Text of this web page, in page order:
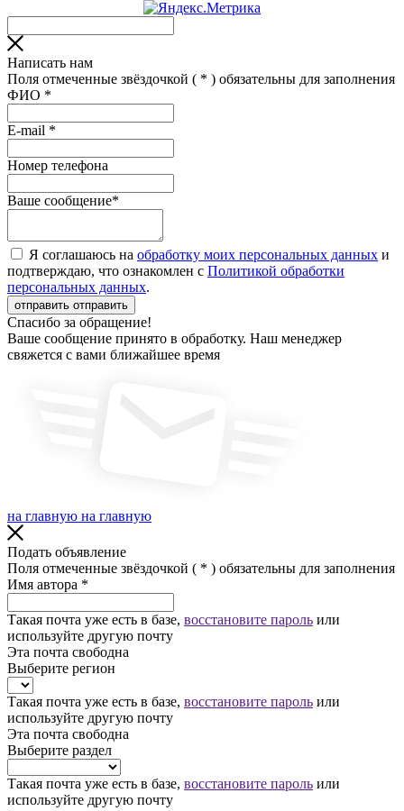
Написать нам
Поля отмеченные звёздочкой ( * ) обязательны для заполнения
ФИО *
Е-mail *
Номер телефона
Ваше сообщение*
Я соглашаюсь на обработку моих персональных данных и
подтверждаю, что ознакомлен с Политикой обработки
персональных данных.
отправить отправить
Спасибо за обращение!
Ваше сообщение принято в обработку. Наш менеджер
свяжется с вами ближайшее время
на главную на главную
Подать объявление
Поля отмеченные звёздочкой ( * ) обязательны для заполнения
Имя автора *
Такая почта уже есть в базе, восстановите пароль или
используйте другую почту
Эта почта свободна
Выберите регион
Такая почта уже есть в базе, восстановите пароль или
используйте другую почту
Эта почта свободна
Выберите раздел
Такая почта уже есть в базе, восстановите пароль или
используйте другую почту